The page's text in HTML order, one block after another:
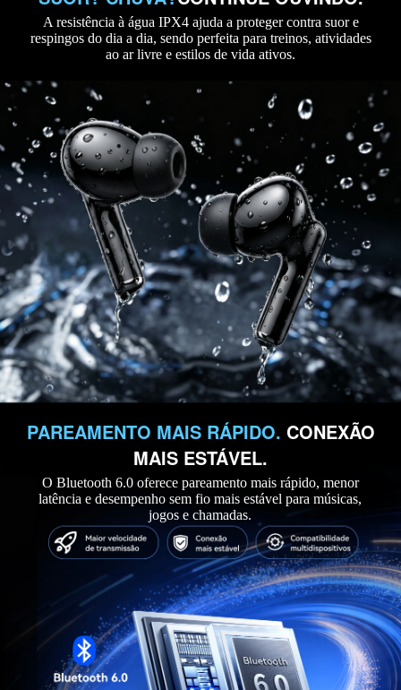
A resistência à água IPX4 ajuda a proteger contra suor e
respingos do dia a dia, sendo perfeita para treinos, atividades
ao ar livre e estilos de vida ativos.
PAREAMENTO MAIS RÁPIDO. CONEXÃO
MAIS ESTÁVEL.
O Bluetooth 6.0 oferece pareamento mais rápido, menor
latência e desempenho sem fio mais estável para músicas,
jogos e chamadas.